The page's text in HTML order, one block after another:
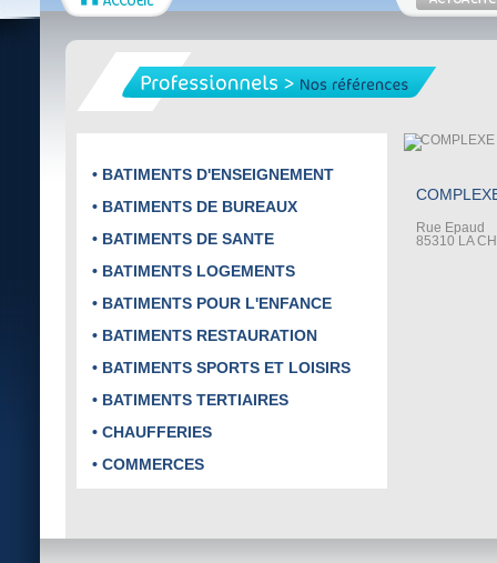
• BATIMENTS D'ENSEIGNEMENT
• BATIMENTS DE BUREAUX
• BATIMENTS DE SANTE
• BATIMENTS LOGEMENTS
• BATIMENTS POUR L'ENFANCE
• BATIMENTS RESTAURATION
• BATIMENTS SPORTS ET LOISIRS
• BATIMENTS TERTIAIRES
• CHAUFFERIES
• COMMERCES
Rue Epaud
85310 LA